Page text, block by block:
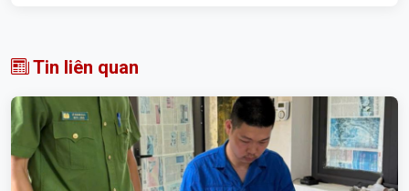
Tin liên quan